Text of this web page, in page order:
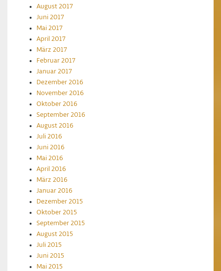
August 2017
Juni 2017
Mai 2017
April 2017
März 2017
Februar 2017
Januar 2017
Dezember 2016
November 2016
Oktober 2016
September 2016
August 2016
Juli 2016
Juni 2016
Mai 2016
April 2016
März 2016
Januar 2016
Dezember 2015
Oktober 2015
September 2015
August 2015
Juli 2015
Juni 2015
Mai 2015